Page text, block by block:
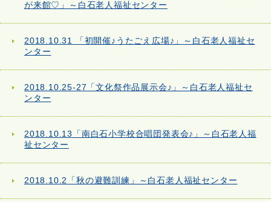
が来館♡」～白石老人福祉センター
2018.10.31 「初開催♪うたごえ広場♪」～白石老人福祉セ
ンター
2018.10.25-27「文化祭作品展示会♪」～白石老人福祉セ
ンター
2018.10.13「南白石小学校合唱団発表会♪」～白石老人福
祉センター
2018.10.2「秋の避難訓練」～白石老人福祉センター